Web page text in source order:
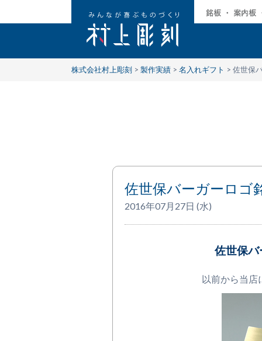
株式会社村上彫刻 > 製作実績 > 名入れギフト > 佐世保
佐世保バーガーロゴ
2016年07月27日 (水)
佐世保
以前から当店